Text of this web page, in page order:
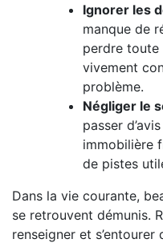
Ignorer les
manque de
perdre
vivement
problème.
Négliger le
passer
immobilière
de pistes
Dans la vie courante,
se retrouvent démunis.
renseigner et